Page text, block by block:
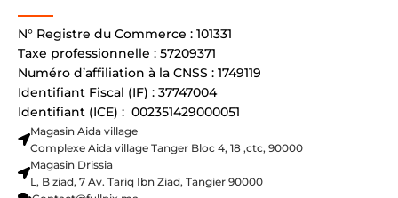
N° Registre du Commerce : 101331
Taxe professionnelle : 57209371
Numéro d’affiliation à la CNSS : 1749119
Identifiant Fiscal (IF) : 37747004
Identifiant (ICE) : 002351429000051
Magasin Aida village
Complexe Aida village Tanger Bloc 4, 18 ,ctc, 90000
Magasin Drissia
L, B ziad, 7 Av. Tariq Ibn Ziad, Tangier 90000